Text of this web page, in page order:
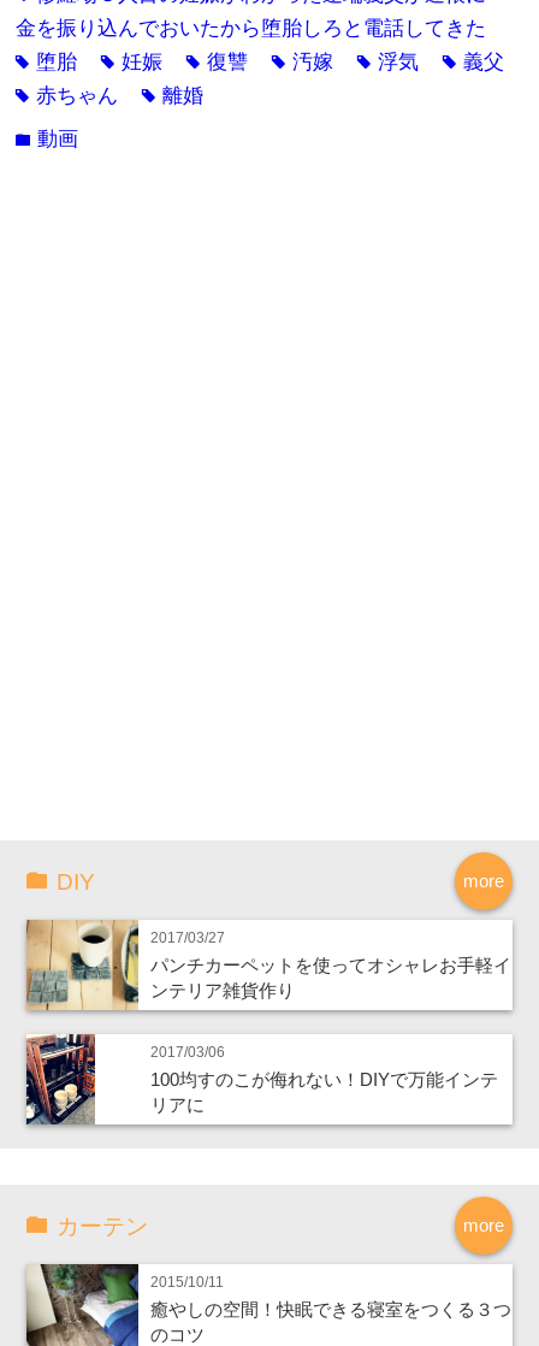
金を振り込んでおいたから堕胎しろと電話してきた
tag 堕胎 tag妊娠 tag復讐 tag汚嫁 tag浮気 tag義父
tag赤ちゃん tag離婚
folder動画
more
DIY
2017/03/27
パンチカーペットを使ってオシャレお手軽イ
ンテリア雑貨作り
2017/03/06
100均すのこが侮れない！DIYで万能インテ
リアに
more
カーテン
2015/10/11
癒やしの空間！快眠できる寝室をつくる３つ
のコツ